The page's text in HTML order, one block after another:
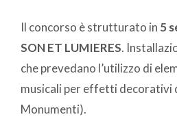
Il concorso è strutturato in 5
SON ET LUMIERES.
che prevedano l’utilizzo di
musicali per effetti decorativi
Monumenti).